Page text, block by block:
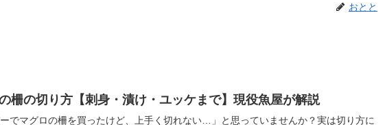
おとと
柵の切り方【刺身・漬け・ユッケまで】現役魚屋が解説
ーでマグロの柵を買ったけど、上手く切れない…」と思っていませんか？実は切り方に